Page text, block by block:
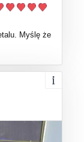
Myślę że